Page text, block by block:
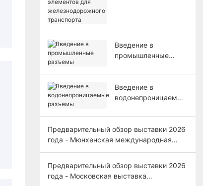
транспорта
Введение в
промышленные
Введение в
водонепроницаемые
Предварительный обзор выставки 2026
года - Мюнхенская международная
оборудования (ELECTRONICA),
Германия.
Предварительный обзор выставки 2026
года - Московская выставка